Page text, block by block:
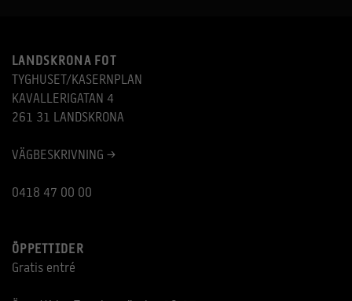
LANDSKRONA FOT
TYGHUSET/KASERNPLAN
KAVALLERIGATAN 4
261 31 LANDSKRONA
VÄGBESKRIVNING >
0418 47 00 00
ÖPPETTIDER
Gratis entré